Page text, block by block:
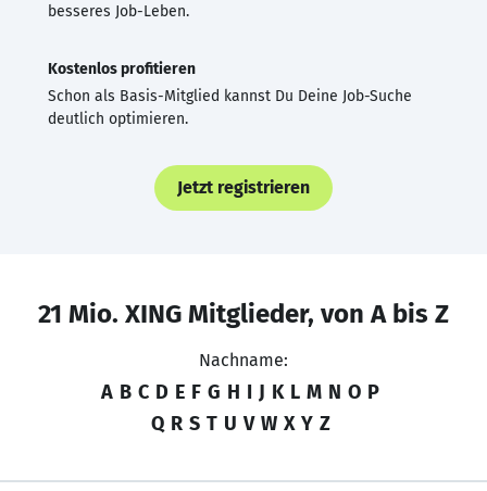
besseres Job-Leben.
Kostenlos profitieren
Schon als Basis-Mitglied kannst Du Deine Job-Suche
deutlich optimieren.
Jetzt registrieren
21 Mio. XING Mitglieder, von A bis Z
Nachname:
A B C D E F G H I J K L M N O P
Q R S T U V W X Y Z